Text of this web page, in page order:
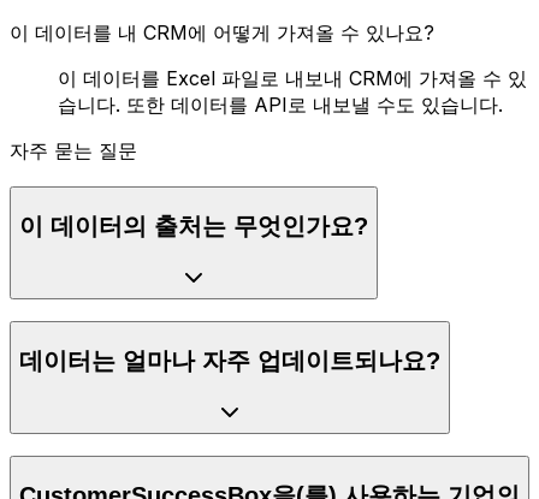
이 데이터를 내 CRM에 어떻게 가져올 수 있나요?
이 데이터를 Excel 파일로 내보내 CRM에 가져올 수 있
습니다. 또한 데이터를 API로 내보낼 수도 있습니다.
자주 묻는 질문
이 데이터의 출처는 무엇인가요?
데이터는 얼마나 자주 업데이트되나요?